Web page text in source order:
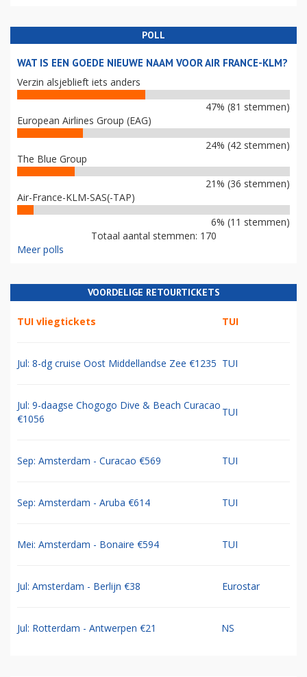
POLL
WAT IS EEN GOEDE NIEUWE NAAM VOOR AIR FRANCE-KLM?
Verzin alsjeblieft iets anders
47% (81 stemmen)
European Airlines Group (EAG)
24% (42 stemmen)
The Blue Group
21% (36 stemmen)
Air-France-KLM-SAS(-TAP)
6% (11 stemmen)
Totaal aantal stemmen: 170
Meer polls
VOORDELIGE RETOURTICKETS
TUI vliegtickets TUI
Jul: 8-dg cruise Oost Middellandse Zee €1235 TUI
Jul: 9-daagse Chogogo Dive & Beach Curacao
€1056
TUI
Sep: Amsterdam - Curacao €569 TUI
Sep: Amsterdam - Aruba €614 TUI
Mei: Amsterdam - Bonaire €594 TUI
Jul: Amsterdam - Berlijn €38 Eurostar
Jul: Rotterdam - Antwerpen €21 NS